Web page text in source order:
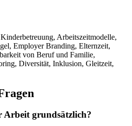
Arbeitszeitmodelle,
Employer Branding, Elternzeit,
von Beruf und Familie,
Diversität, Inklusion, Gleitzeit,
Arbeit grundsätzlich?